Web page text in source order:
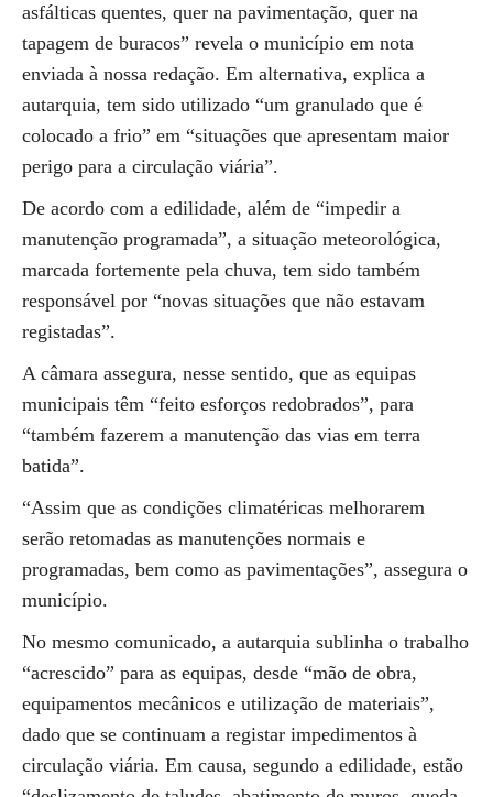
asfálticas quentes, quer na pavimentação, quer na
tapagem de buracos” revela o município em nota
enviada à nossa redação. Em alternativa, explica a
autarquia, tem sido utilizado “um granulado que é
colocado a frio” em “situações que apresentam maior
perigo para a circulação viária”.
De acordo com a edilidade, além de “impedir a
manutenção programada”, a situação meteorológica,
marcada fortemente pela chuva, tem sido também
responsável por “novas situações que não estavam
registadas”.
A câmara assegura, nesse sentido, que as equipas
municipais têm “feito esforços redobrados”, para
“também fazerem a manutenção das vias em terra
batida”.
“Assim que as condições climatéricas melhorarem
serão retomadas as manutenções normais e
programadas, bem como as pavimentações”, assegura o
município.
No mesmo comunicado, a autarquia sublinha o trabalho
“acrescido” para as equipas, desde “mão de obra,
equipamentos mecânicos e utilização de materiais”,
dado que se continuam a registar impedimentos à
circulação viária. Em causa, segundo a edilidade, estão